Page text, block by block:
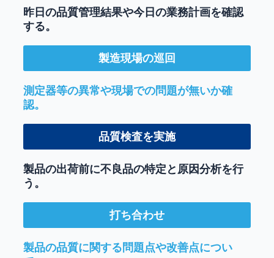
昨日の品質管理結果や今日の業務計画を確認
する。
製造現場の巡回
測定器等の異常や現場での問題が無いか確
認。
品質検査を実施
製品の出荷前に不良品の特定と原因分析を行
う。
打ち合わせ
製品の品質に関する問題点や改善点につい